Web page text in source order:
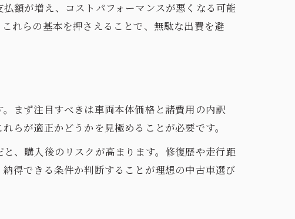
額が増え、コストパフォーマンスが悪くなる可能
れらの基本を押さえることで、無駄な出費を避
まず注目すべきは車両本体価格と諸費用の内訳
らが適正かどうかを見極めることが必要です。
、購入後のリスクが高まります。修復歴や走行距
得できる条件か判断することが理想の中古車選び